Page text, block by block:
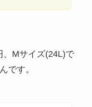
、Mサイズ(24L)で
です。